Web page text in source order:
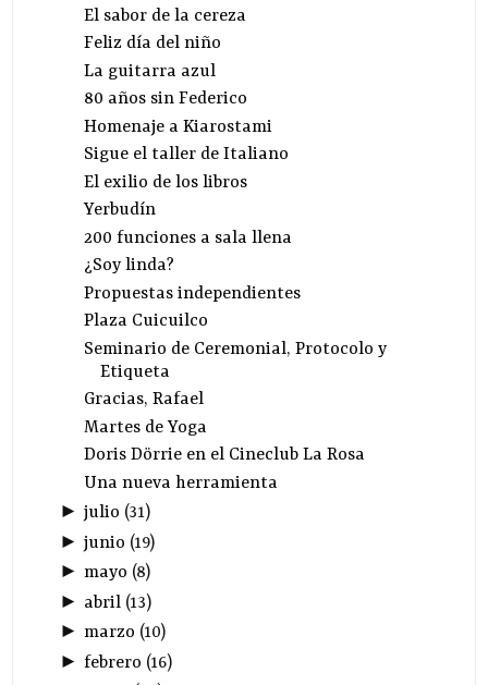
El sabor de la cereza
Feliz día del niño
La guitarra azul
80 años sin Federico
Homenaje a Kiarostami
Sigue el taller de Italiano
El exilio de los libros
Yerbudín
200 funciones a sala llena
¿Soy linda?
Propuestas independientes
Plaza Cuicuilco
Seminario de Ceremonial, Protocolo y
Etiqueta
Gracias, Rafael
Martes de Yoga
Doris Dörrie en el Cineclub La Rosa
Una nueva herramienta
► julio (31)
► junio (19)
► mayo (8)
► abril(13)
► marzo (10)
► febrero (16)